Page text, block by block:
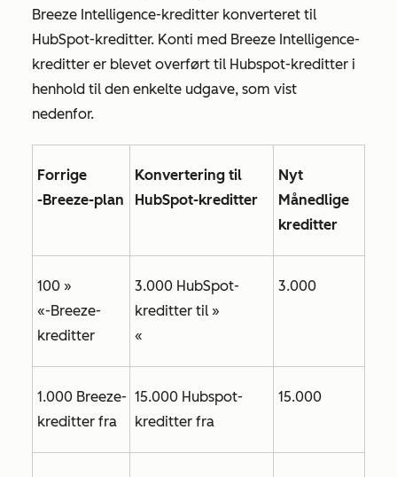
Breeze Intelligence-kreditter konverteret til
HubSpot-kreditter. Konti med Breeze Intelligence-
kreditter er blevet overført til Hubspot-kreditter i
henhold til den enkelte udgave, som vist
nedenfor.
Forrige
-Breeze-plan
Konvertering til
HubSpot-kreditter
Nyt
Månedlige
kreditter
100 »
«-Breeze-
kreditter
3.000 HubSpot-
kreditter til »
«
3.000
1.000 Breeze-
kreditter fra
15.000 Hubspot-
kreditter fra
15.000